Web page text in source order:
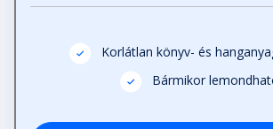
Korlátlan könyv- és
Bármikor